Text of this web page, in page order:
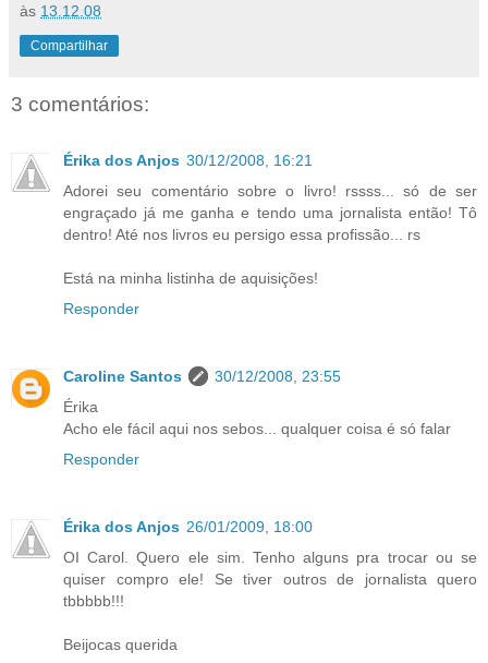
às 13.12.08
Compartilhar
3 comentários:
Érika dos Anjos 30/12/2008, 16:21
Adorei seu comentário sobre o livro! rssss... só de ser
engraçado já me ganha e tendo uma jornalista então! Tô
dentro! Até nos livros eu persigo essa profissão... rs
Está na minha listinha de aquisições!
Responder
Caroline Santos
30/12/2008, 23:55
Érika
Acho ele fácil aqui nos sebos... qualquer coisa é só falar
Responder
Érika dos Anjos 26/01/2009, 18:00
OI Carol. Quero ele sim. Tenho alguns pra trocar ou se
quiser compro ele! Se tiver outros de jornalista quero
tbbbbb!!!
Beijocas querida